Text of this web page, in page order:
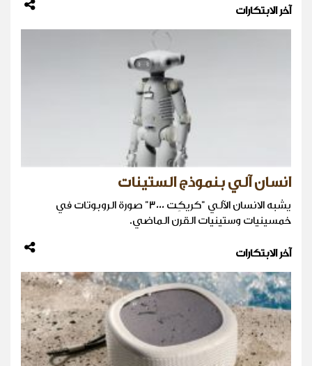
آخر الابتكارات
انسان آلي بنموذج الستينات
يشبه الانسان الآلي "كريكِت 3000" صورة الروبوتات في
خمسينيات وستينيات القرن الماضي.
آخر الابتكارات